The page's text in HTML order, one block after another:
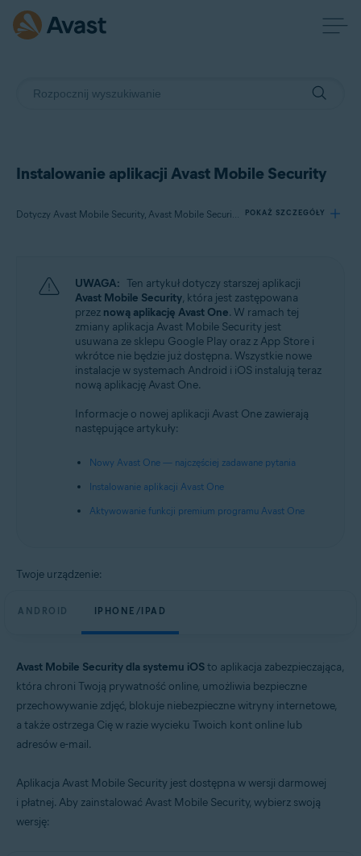
Instalowanie aplikacji Avast Mobile Security
Dotyczy Avast Mobile Security, Avast Mobile Security Premium, Avast Mobile Security Ultimate POKAŻ SZCZEGÓŁY
Avast Mobile Security
Avast Mobile Security Premium
Avast Mobile Security Ultimate
Systemy operacyjne:
Android oraz iOS
UWAGA: Ten artykuł dotyczy starszej aplikacji
Avast Mobile Security, która jest zastępowana
przez nową aplikację Avast One. W ramach tej
zmiany aplikacja Avast Mobile Security jest
usuwana ze sklepu Google Play oraz z App Store i
wkrótce nie będzie już dostępna. Wszystkie nowe
instalacje w systemach Android i iOS instalują teraz
nową aplikację Avast One.
Informacje o nowej aplikacji Avast One zawierają
następujące artykuły:
Nowy Avast One — najczęściej zadawane pytania
Instalowanie aplikacji Avast One
Aktywowanie funkcji premium programu Avast One
Twoje urządzenie:
ANDROID IPHONE/IPAD
Avast Mobile Security dla systemu iOSto aplikacja zabezpieczająca,
która chroni Twoją prywatność online, umożliwia bezpieczne
przechowywanie zdjęć, blokuje niebezpieczne witryny internetowe,
a także ostrzega Cię w razie wycieku Twoich kont online lub
adresów e-mail.
Aplikacja Avast Mobile Security jest dostępna w wersji darmowej
i płatnej. Aby zainstalować Avast Mobile Security, wybierz swoją
wersję: